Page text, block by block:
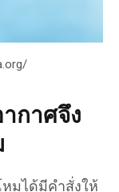
กาศจึง
มได้มีคำสั่งให้